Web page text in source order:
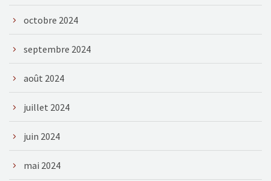
octobre 2024
septembre 2024
août 2024
juillet 2024
juin 2024
mai 2024